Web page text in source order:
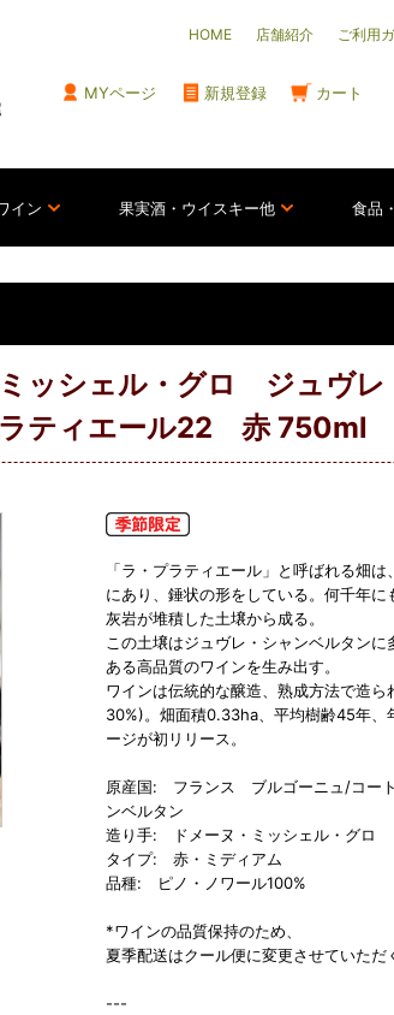
HOME 店舗紹介 ご利用
MYページ 新規登録 カート
イン 果実酒・ウイスキー他 食品
ミッシェル・グロ ジュヴレ
ティエール22 赤 750ml
「ラ・プラティエール」と呼ばれる畑
にあり、錘状の形をしている。何千年
灰岩が堆積した土壌から成る。
この土壌はジュヴレ・シャンベルタン
ある高品質のワインを生み出す。
ワインは伝統的な醸造、熟成方法で造
30%)。畑面積0.33ha、平均樹齢45年、
ージが初リリース。
原産国: フランス ブルゴーニュ/コー
ンベルタン
造り手: ドメーヌ・ミッシェル・グロ
タイプ: 赤・ミディアム
品種: ピノ・ノワール100%
*ワインの品質保持のため、
夏季配送はクール便に変更させていただ
---